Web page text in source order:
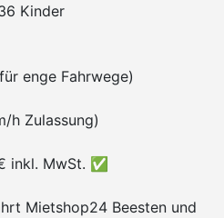
Kinder
enge Fahrwege)
h Zulassung)
inkl. MwSt. ✅
Mietshop24 Beesten und